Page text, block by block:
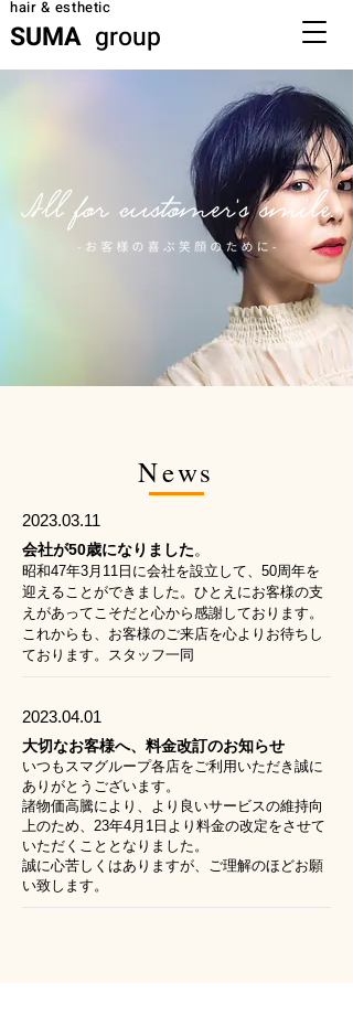
hair & esthetic
SUMA group
News
2023.03.11
会社が50歳になりました。
昭和47年3月11日に会社を設立して、50周年を
迎えることができました。ひとえにお客様の支
えがあってこそだと心から感謝しております。
これからも、お客様のご来店を心よりお待ちし
ております。スタッフ一同
2023.04.01
大切なお客様へ、料金改訂のお知らせ
いつもスマグループ各店をご利用いただき誠に
ありがとうございます。
諸物価高騰により、より良いサービスの維持向
上のため、23年4月1日より料金の改定をさせて
いただく こととなりました。
​誠に心苦しくはありますが、ご理解のほどお願
い致します。